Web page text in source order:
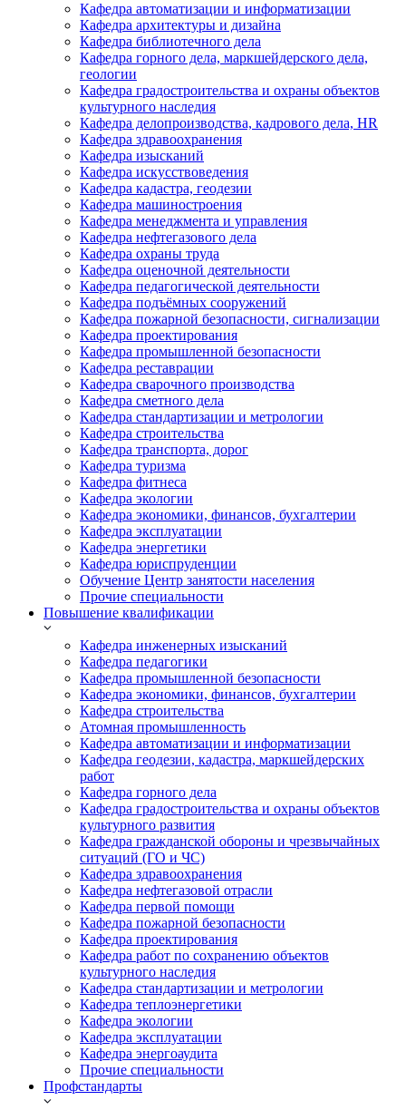
Кафедра автоматизации и информатизации
Кафедра архитектуры и дизайна
Кафедра библиотечного дела
Кафедра горного дела, маркшейдерского дела,
геологии
Кафедра градостроительства и охраны объектов
культурного наследия
Кафедра делопроизводства, кадрового дела, HR
Кафедра здравоохранения
Кафедра изысканий
Кафедра искусствоведения
Кафедра кадастра, геодезии
Кафедра машиностроения
Кафедра менеджмента и управления
Кафедра нефтегазового дела
Кафедра охраны труда
Кафедра оценочной деятельности
Кафедра педагогической деятельности
Кафедра подъёмных сооружений
Кафедра пожарной безопасности, сигнализации
Кафедра проектирования
Кафедра промышленной безопасности
Кафедра реставрации
Кафедра сварочного производства
Кафедра сметного дела
Кафедра стандартизации и метрологии
Кафедра строительства
Кафедра транспорта, дорог
Кафедра туризма
Кафедра фитнеса
Кафедра экологии
Кафедра экономики, финансов, бухгалтерии
Кафедра эксплуатации
Кафедра энергетики
Кафедра юриспруденции
Обучение Центр занятости населения
Прочие специальности
Повышение квалификации
Кафедра инженерных изысканий
Кафедра педагогики
Кафедра промышленной безопасности
Кафедра экономики, финансов, бухгалтерии
Кафедра строительства
Атомная промышленность
Кафедра автоматизации и информатизации
Кафедра геодезии, кадастра, маркшейдерских
работ
Кафедра горного дела
Кафедра градостроительства и охраны объектов
культурного развития
Кафедра гражданской обороны и чрезвычайных
ситуаций (ГО и ЧС)
Кафедра здравоохранения
Кафедра нефтегазовой отрасли
Кафедра первой помощи
Кафедра пожарной безопасности
Кафедра проектирования
Кафедра работ по сохранению объектов
культурного наследия
Кафедра стандартизации и метрологии
Кафедра теплоэнергетики
Кафедра экологии
Кафедра эксплуатации
Кафедра энергоаудита
Прочие специальности
Профстандарты